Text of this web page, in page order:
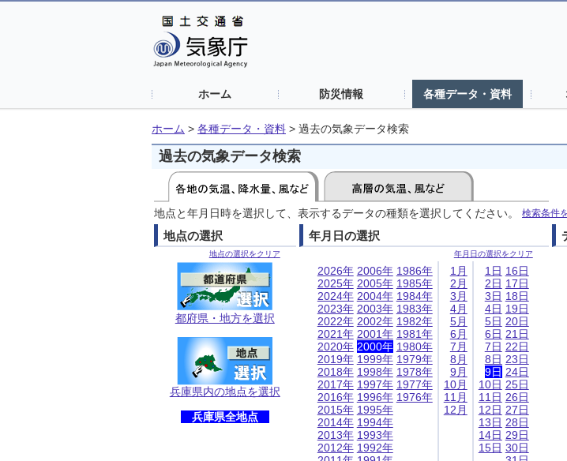
ホーム 防災情報 各種データ・資料
ホーム > 各種データ・資料 > 過去の気象データ検索
過去の気象データ検索
地点と年月日時を選択して、表示するデータの種類を選択してください。 検索条件
地点の選択
地点の選択をクリア
都府県・地方を選択
兵庫県内の地点を選択
兵庫県全地点
年月日の選択
年月日の選択をクリア
2026年
2025年
2024年
2023年
2022年
2021年
2020年
2019年
2018年
2017年
2016年
2015年
2014年
2013年
2012年
2006年
2005年
2004年
2003年
2002年
2001年
2000年
1999年
1998年
1997年
1996年
1995年
1994年
1993年
1992年
1986年
1985年
1984年
1983年
1982年
1981年
1980年
1979年
1978年
1977年
1976年
1月
2月
3月
4月
5月
6月
7月
8月
9月
10月
11月
12月
1日
2日
3日
4日
5日
6日
7日
8日
9日
10日
11日
12日
13日
14日
15日
16日
17日
18日
19日
20日
21日
22日
23日
24日
25日
26日
27日
28日
29日
30日